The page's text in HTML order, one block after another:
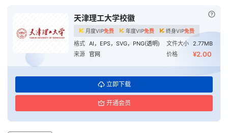
天津理工大学校徽
月度VIP免费 年度VIP免费 终身VIP免费
格式 AI，EPS，SVG，PNG(透明) 文件大小
2.77MB
来源 官网 价格 ¥2.00
立即下载
开通会员